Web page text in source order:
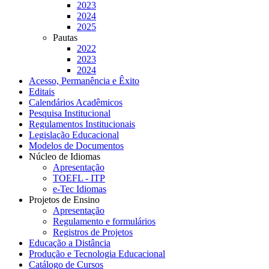
2023
2024
2025
Pautas
2022
2023
2024
Acesso, Permanência e Êxito
Editais
Calendários Acadêmicos
Pesquisa Institucional
Regulamentos Institucionais
Legislação Educacional
Modelos de Documentos
Núcleo de Idiomas
Apresentação
TOEFL - ITP
e-Tec Idiomas
Projetos de Ensino
Apresentação
Regulamento e formulários
Registros de Projetos
Educação a Distância
Produção e Tecnologia Educacional
Catálogo de Cursos